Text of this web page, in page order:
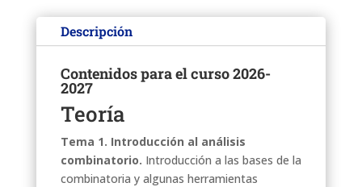
Descripción
Contenidos para el curso 2026-
2027
Teoría
Tema 1. Introducción al análisis
combinatorio. Introducción a las bases de la
combinatoria y algunas herramientas